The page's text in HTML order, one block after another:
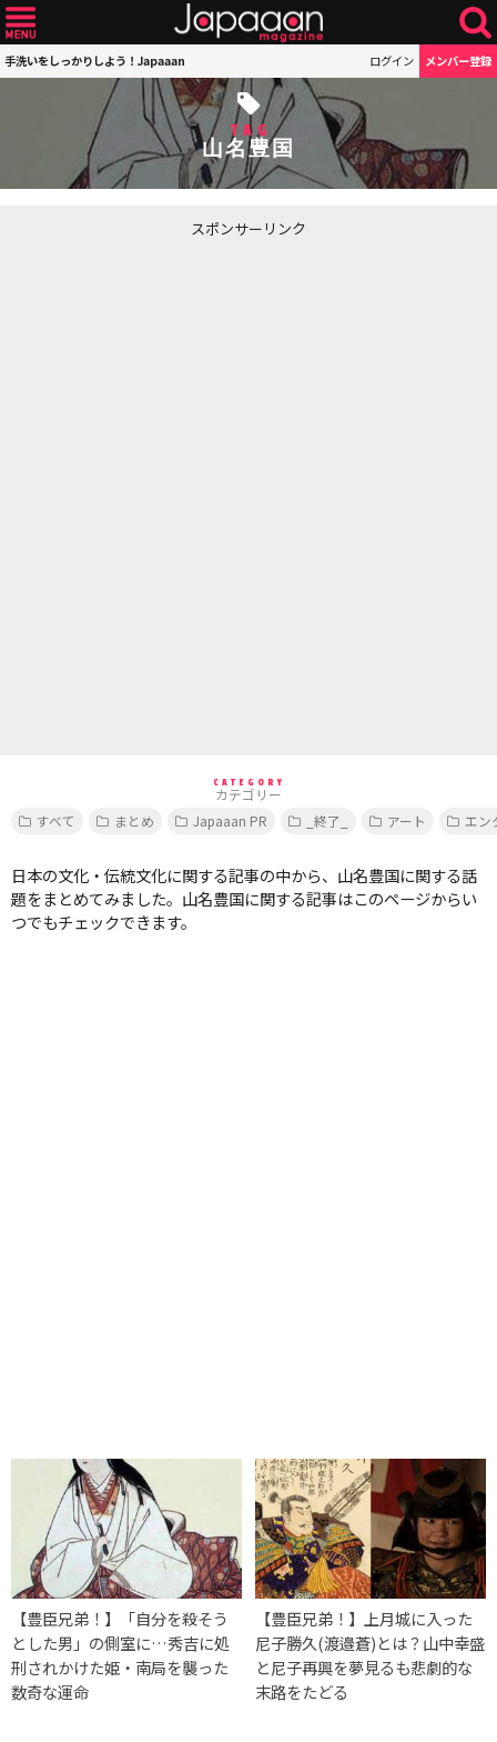
手洗いをしっかりしよう！Japaaan ログイン メンバー登録
TAG
山名豊国
スポンサーリンク
CATEGORY
カテゴリー
すべて
まとめ Japaaan PR _終了_ アート エン
日本の文化・伝統文化に関する記事の中から、山名豊国に関する話
題をまとめてみました。山名豊国に関する記事はこのページからい
つでもチェックできます。
【豊臣兄弟！】「自分を殺そう
とした男」の側室に…秀吉に処
刑されかけた姫・南局を襲った
数奇な運命
【豊臣兄弟！】上月城に入った
尼子勝久(渡邉蒼)とは？山中幸盛
と尼子再興を夢見るも悲劇的な
末路をたどる